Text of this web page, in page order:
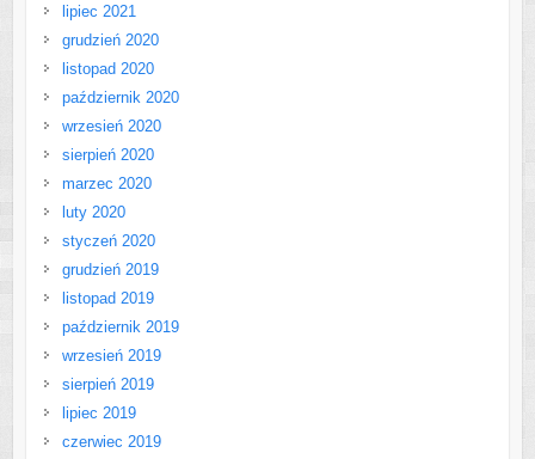
lipiec 2021
grudzień 2020
listopad 2020
październik 2020
wrzesień 2020
sierpień 2020
marzec 2020
luty 2020
styczeń 2020
grudzień 2019
listopad 2019
październik 2019
wrzesień 2019
sierpień 2019
lipiec 2019
czerwiec 2019